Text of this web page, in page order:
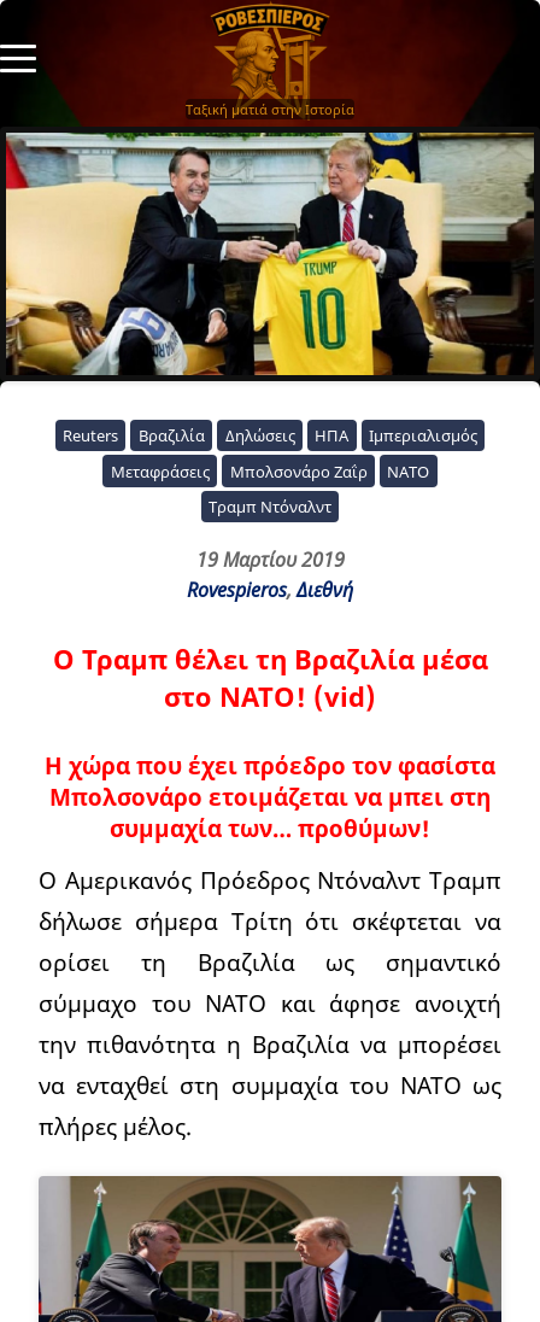
Ταξική ματιά στην Ιστορία
Reuters Βραζιλία Δηλώσεις ΗΠΑ
Ιμπεριαλισμός
Μεταφράσεις
Μπολσονάρο Ζαΐρ
ΝΑΤΟ
Τραμπ Ντόναλντ
19 Μαρτίου 2019
Rovespieros,Διεθνή
Ο Τραμπ θέλει τη Βραζιλία μέσα
στο ΝΑΤΟ! (vid)
Η χώρα που έχει πρόεδρο τον φασίστα
Μπολσονάρο ετοιμάζεται να μπει στη
συμμαχία των… προθύμων!
Ο Αμερικανός Πρόεδρος Ντόναλντ Τραμπ
δήλωσε σήμερα Τρίτη ότι σκέφτεται να
ορίσει τη Βραζιλία ως σημαντικό
σύμμαχο του ΝΑΤΟ και άφησε ανοιχτή
την πιθανότητα η Βραζιλία να μπορέσει
να ενταχθεί στη συμμαχία του ΝΑΤΟ ως
πλήρες μέλος.